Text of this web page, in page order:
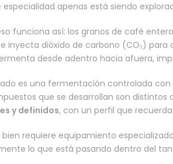
especialidad apenas está siendo
funciona así: los granos de café
inyecta dióxido de carbono (CO₂) para
desde adentro hacia afuera,
es una fermentación controlada
que se desarrollan son distintos
y definidos, con un perfil que
bien requiere equipamiento
lo que está pasando dentro del